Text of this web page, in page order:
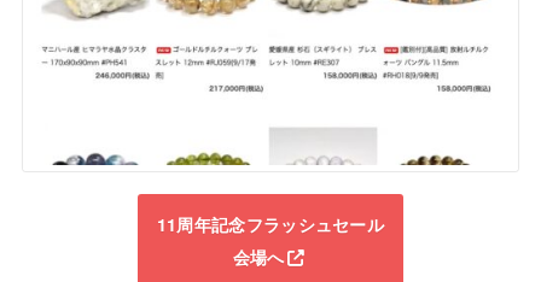
11周年記念フラッシュセール
会場へ